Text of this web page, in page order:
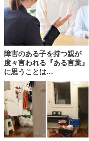
障害のある子を持つ親が
度々言われる『ある言葉』
に思うことは…